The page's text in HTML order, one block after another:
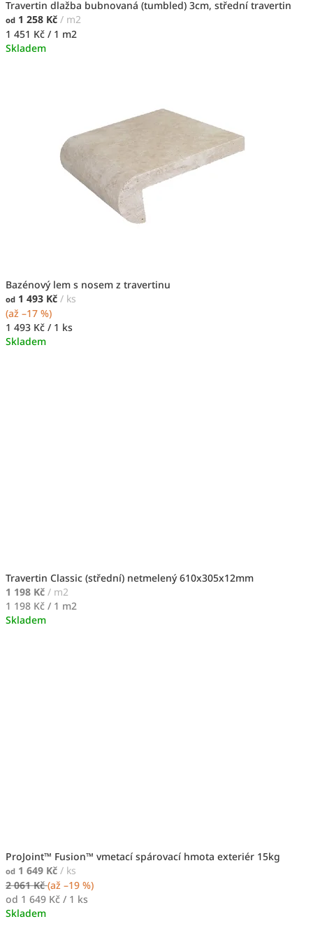
Travertin dlažba bubnovaná (tumbled) 3cm, střední travertin
od 1 258 Kč / m2
Měrná
cena:
1 451 Kč / 1 m2
Skladem
Bazénový lem s nosem z travertinu
od 1 493 Kč / ks
(až –17 %)
Měrná
cena:
1 493 Kč / 1 ks
Skladem
Travertin Classic (střední) netmelený 610x305x12mm
1 198 Kč / m2
Měrná
cena:
1 198 Kč / 1 m2
Skladem
ProJoint™ Fusion™ vmetací spárovací hmota exteriér 15kg
od 1 649 Kč / ks
2 061 Kč (až –19 %)
Měrná
cena:
od 1 649 Kč / 1 ks
Skladem